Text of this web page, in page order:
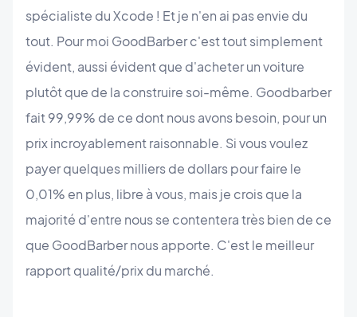
spécialiste du Xcode ! Et je n'en ai pas envie du
tout. Pour moi GoodBarber c'est tout simplement
évident, aussi évident que d'acheter un voiture
plutôt que de la construire soi-même. Goodbarber
fait 99,99% de ce dont nous avons besoin, pour un
prix incroyablement raisonnable. Si vous voulez
payer quelques milliers de dollars pour faire le
0,01% en plus, libre à vous, mais je crois que la
majorité d'entre nous se contentera très bien de ce
que GoodBarber nous apporte. C'est le meilleur
rapport qualité/prix du marché.